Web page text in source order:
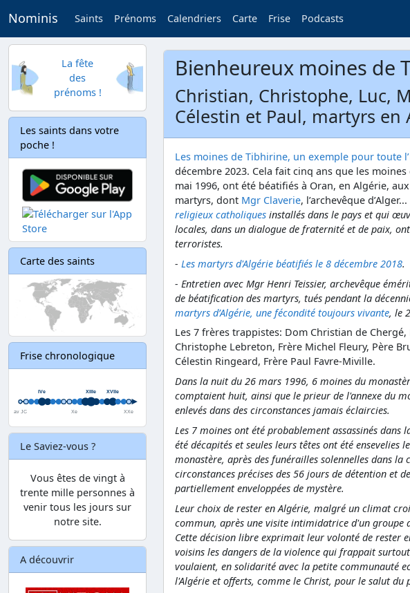
Nominis Saints Prénoms Calendriers Carte Frise Podcasts
La fête
des
prénoms !
Les saints dans votre
poche !
Carte des saints
Frise chronologique
Le Saviez-vous ?
Vous êtes de vingt à
trente mille personnes à
venir tous les jours sur
notre site.
A découvrir
Bienheureux moines de
Christian, Christophe, Luc,
Célestin et Paul, martyrs en
Les moines de Tibhirine, un exemple pour toute
décembre 2023. Cela fait cinq ans que les
mai 1996, ont été béatifiés à Oran, en Algérie,
martyrs, dont Mgr Claverie, l’archevêque d’Alger...
religieux catholiques installés dans le pays et qui
locales, dans un dialogue de fraternité et de paix,
terroristes.
- Les martyrs d'Algérie béatifiés le 8 décembre 2018.
- Entretien avec Mgr Henri Teissier, archevêque
de béatification des martyrs, tués pendant la
martyrs d’Algérie, une fécondité toujours vivante, le
Les 7 frères trappistes: Dom Christian de Chergé,
Christophe Lebreton, Frère Michel Fleury, Père
Célestin Ringeard, Frère Paul Favre-Miville.
Dans la nuit du 26 mars 1996, 6 moines du
comptaient huit, ainsi que le prieur de l'annexe du
enlevés dans des circonstances jamais éclaircies.
Les 7 moines ont été probablement assassinés
été décapités et seules leurs têtes ont été ensevelies
monastère, après des funérailles solennelles dans la
circonstances précises des 56 jours de détention et
partiellement enveloppées de mystère.
Leur choix de rester en Algérie, malgré un climat
commun, après une visite intimidatrice d'un groupe
Cette décision libre exprimait leur volonté de rester
voisins les dangers de la violence qui frappait
voulaient, en solidarité avec la petite communauté
l'Algérie et offerts, comme le Christ, pour le salut du